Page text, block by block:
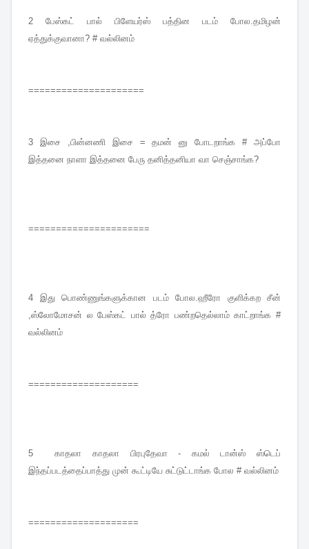
2 பேஸ்கட் பால் பிளேயர்ஸ் பத்தின படம் போல.தமிழன்
ஏத்துக்குவானா? # வல்லினம்
=====================
3 இசை ,பின்னணி இசை = தமன் னு போடறாங்க # அப்போ
இத்தனை நாளா இத்தனை பேரு தனித்தனியா வா செஞ்சாங்க?
======================
4 இது பொண்ணுங்களுக்கான படம் போல.ஹீரோ குளிக்கற சீன்
,ஸ்லோமோசன் ல பேஸ்கட் பால் த்ரோ பண்றதெல்லாம் காட்றாங்க #
வல்லினம்
====================
5காதலா காதலா பிரபுதேவா - கமல் டான்ஸ் ஸ்டெப்
இந்தப்படத்தைப்பாத்து முன் கூட்டியே சுட்டுட்டாங்க போல # வல்லினம்
====================